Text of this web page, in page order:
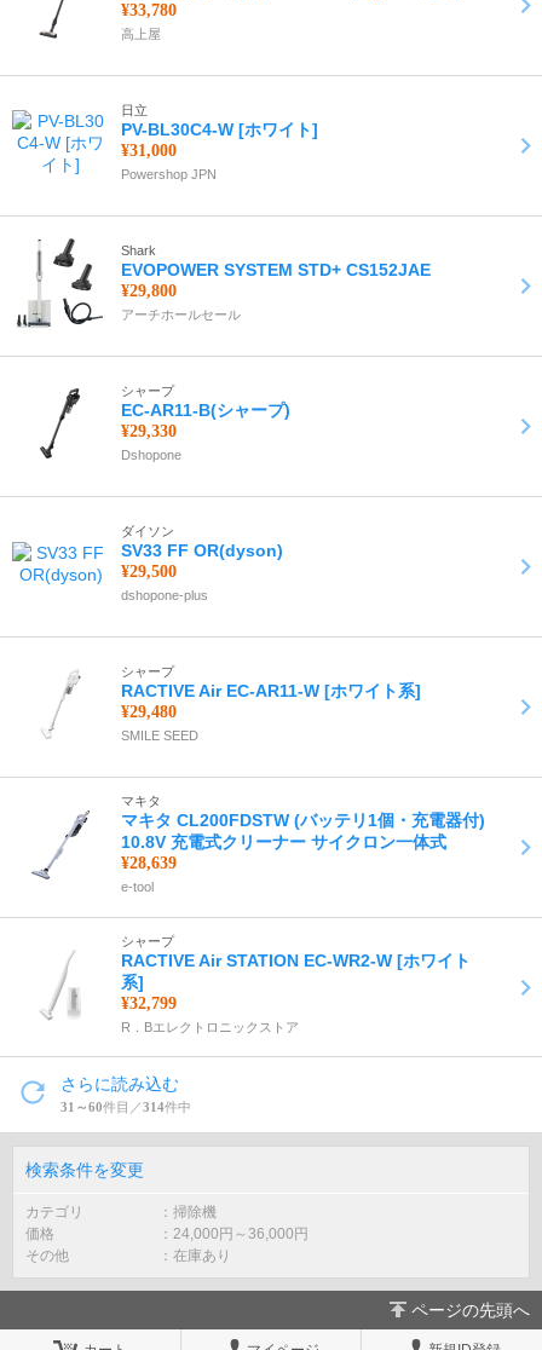
¥33,780
高上屋
日立
PV-BL30C4-W [ホワイト]
¥31,000
Powershop JPN
Shark
EVOPOWER SYSTEM STD+ CS152JAE
¥29,800
アーチホールセール
シャープ
EC-AR11-B(シャープ)
¥29,330
Dshopone
ダイソン
SV33 FF OR(dyson)
¥29,500
dshopone-plus
シャープ
RACTIVE Air EC-AR11-W [ホワイト系]
¥29,480
SMILE SEED
マキタ
マキタ CL200FDSTW (バッテリ1個・充電器付)
10.8V 充電式クリーナー サイクロン一体式
¥28,639
e-tool
シャープ
RACTIVE Air STATION EC-WR2-W [ホワイト
系]
¥32,799
R．Bエレクトロニックストア
さらに読み込む
31～60件目／314件中
検索条件を変更
カテゴリ
掃除機
価格
24,000 円～ 36,000 円
その他
在庫あり
ページの先頭へ